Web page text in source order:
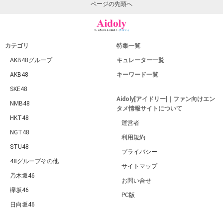
ページの先頭へ
カテゴリ
AKB48グループ
AKB48
SKE48
NMB48
HKT48
NGT48
STU48
48グループその他
乃木坂46
欅坂46
日向坂46
特集一覧
キュレーター一覧
キーワード一覧
Aidoly[アイドリー]｜ファン向けエン
タメ情報サイトについて
運営者
利用規約
プライバシー
サイトマップ
お問い合せ
PC版